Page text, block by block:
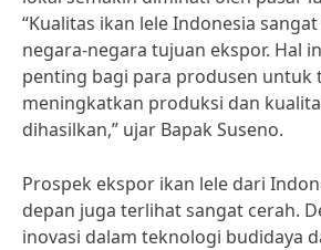
“Kualitas ikan lele Indonesia
negara-negara tujuan ekspor. Hal
penting bagi para produsen untuk
meningkatkan produksi dan
dihasilkan,” ujar Bapak Suseno.
Prospek ekspor ikan lele dari
depan juga terlihat sangat cerah.
inovasi dalam teknologi budidaya